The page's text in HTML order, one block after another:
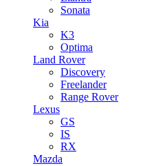
Sonata
Kia
K3
Optima
Land Rover
Discovery
Freelander
Range Rover
Lexus
GS
IS
RX
Mazda